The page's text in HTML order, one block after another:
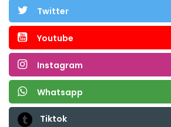
Twitter
Youtube
Instagram
Whatsapp
Tiktok